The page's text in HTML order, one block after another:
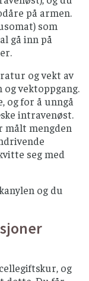
på armen.
som
gå inn på
og vekt av
og vektoppgang.
og for å unngå
intravenøst.
målt mengden
seg med
og du
og